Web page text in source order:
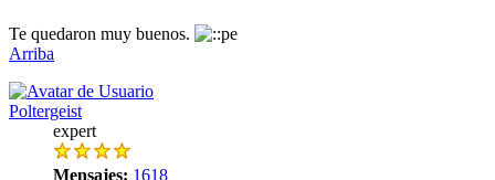
Te quedaron muy buenos.
Arriba
Poltergeist
expert
Mensajes: 1618